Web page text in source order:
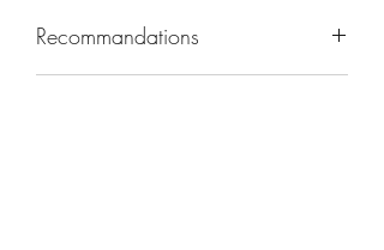
Recommandations